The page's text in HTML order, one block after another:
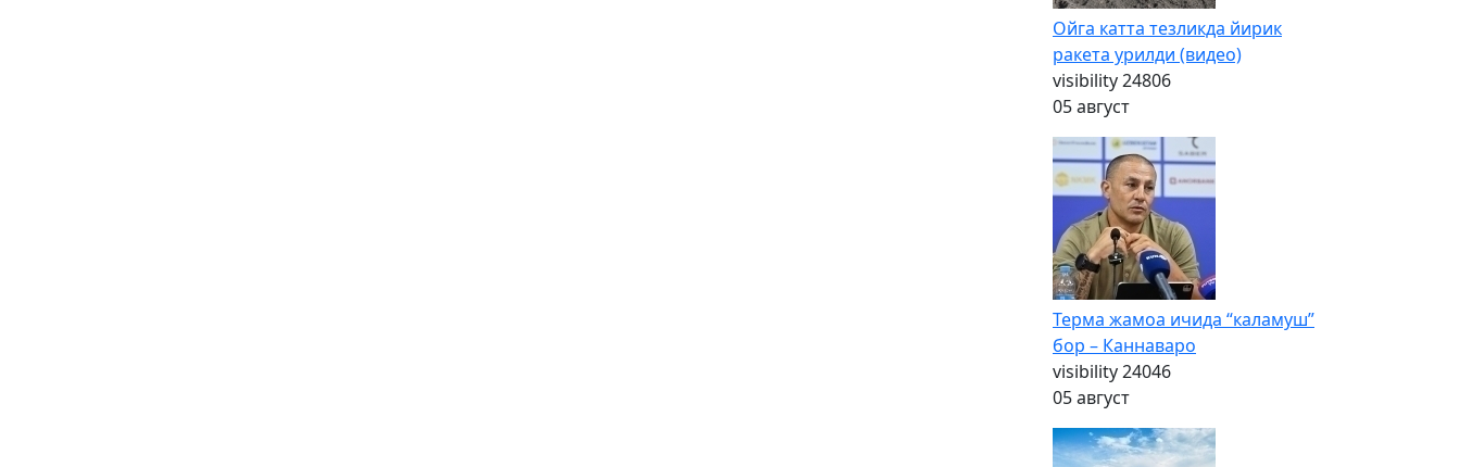
Ойга катта тезликда йирик
ракета урилди (видео)
visibility24806
05 август
Терма жамоа ичида “каламуш”
бор – Каннаваро
visibility24046
05 август